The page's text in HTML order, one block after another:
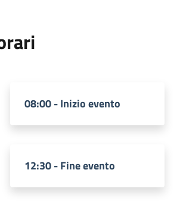
08:00 - Inizio evento
12:30 - Fine evento